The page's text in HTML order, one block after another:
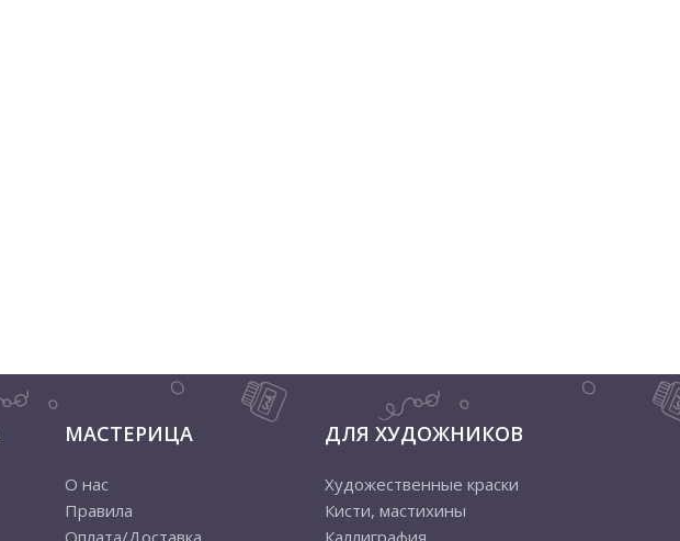
МАСТЕРИЦА
О нас
Правила
Оплата/Доставка
ДЛЯ ХУДОЖНИКОВ
Художественные краски
Кисти, мастихины
Каллиграфия